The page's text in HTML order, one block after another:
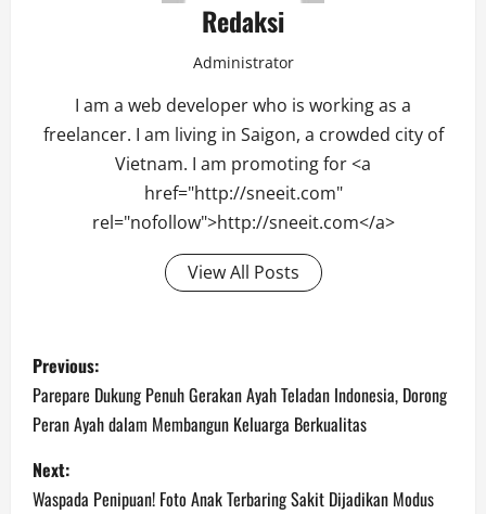
Redaksi
Administrator
I am a web developer who is working as a
freelancer. I am living in Saigon, a crowded city of
Vietnam. I am promoting for <a
href="http://sneeit.com"
rel="nofollow">http://sneeit.com</a>
View All Posts
Post
navigation
Previous:
Parepare Dukung Penuh Gerakan Ayah Teladan Indonesia, Dorong
Peran Ayah dalam Membangun Keluarga Berkualitas
Next:
Waspada Penipuan! Foto Anak Terbaring Sakit Dijadikan Modus